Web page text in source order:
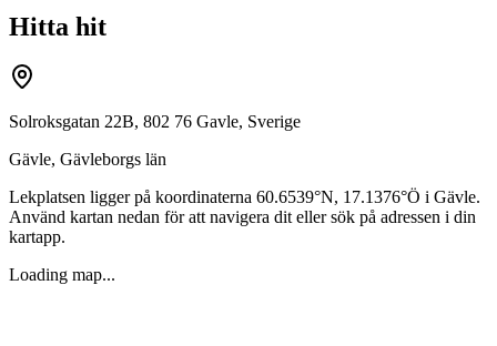
Hitta hit
Solroksgatan 22B, 802 76 Gavle, Sverige
Gävle, Gävleborgs län
Lekplatsen ligger på koordinaterna 60.6539°N, 17.1376°Ö i Gävle.
Använd kartan nedan för att navigera dit eller sök på adressen i din
kartapp.
Loading map...